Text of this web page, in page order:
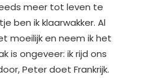
meer tot leven te
ben ik klaarwakker. Al
moeilijk en neem ik het
is ongeveer: ik rijd ons
Peter doet Frankrijk.